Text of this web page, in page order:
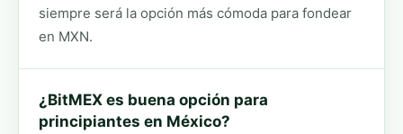
siempre será la opción más cómoda para fondear
en MXN.
¿BitMEX es buena opción para
principiantes en México?